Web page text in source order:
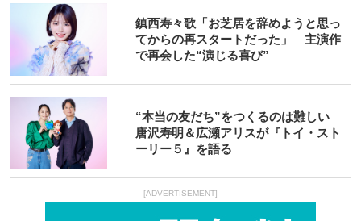
鎮西寿々歌「お芝居を辞めようと思っ
てからの再スタートだった」 主演作
で再会した“演じる喜び”
“本当の友だち”をつくるのは難しい
唐沢寿明＆広瀬アリスが『トイ・スト
ーリー５』を語る
[ADVERTISEMENT]